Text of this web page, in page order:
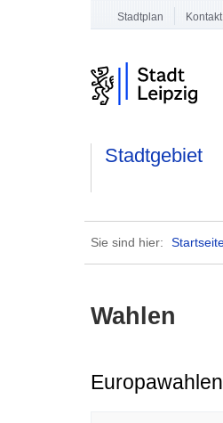
Stadtplan Kontakt
Stadtgebiet
Sie sind hier:
Wahlen